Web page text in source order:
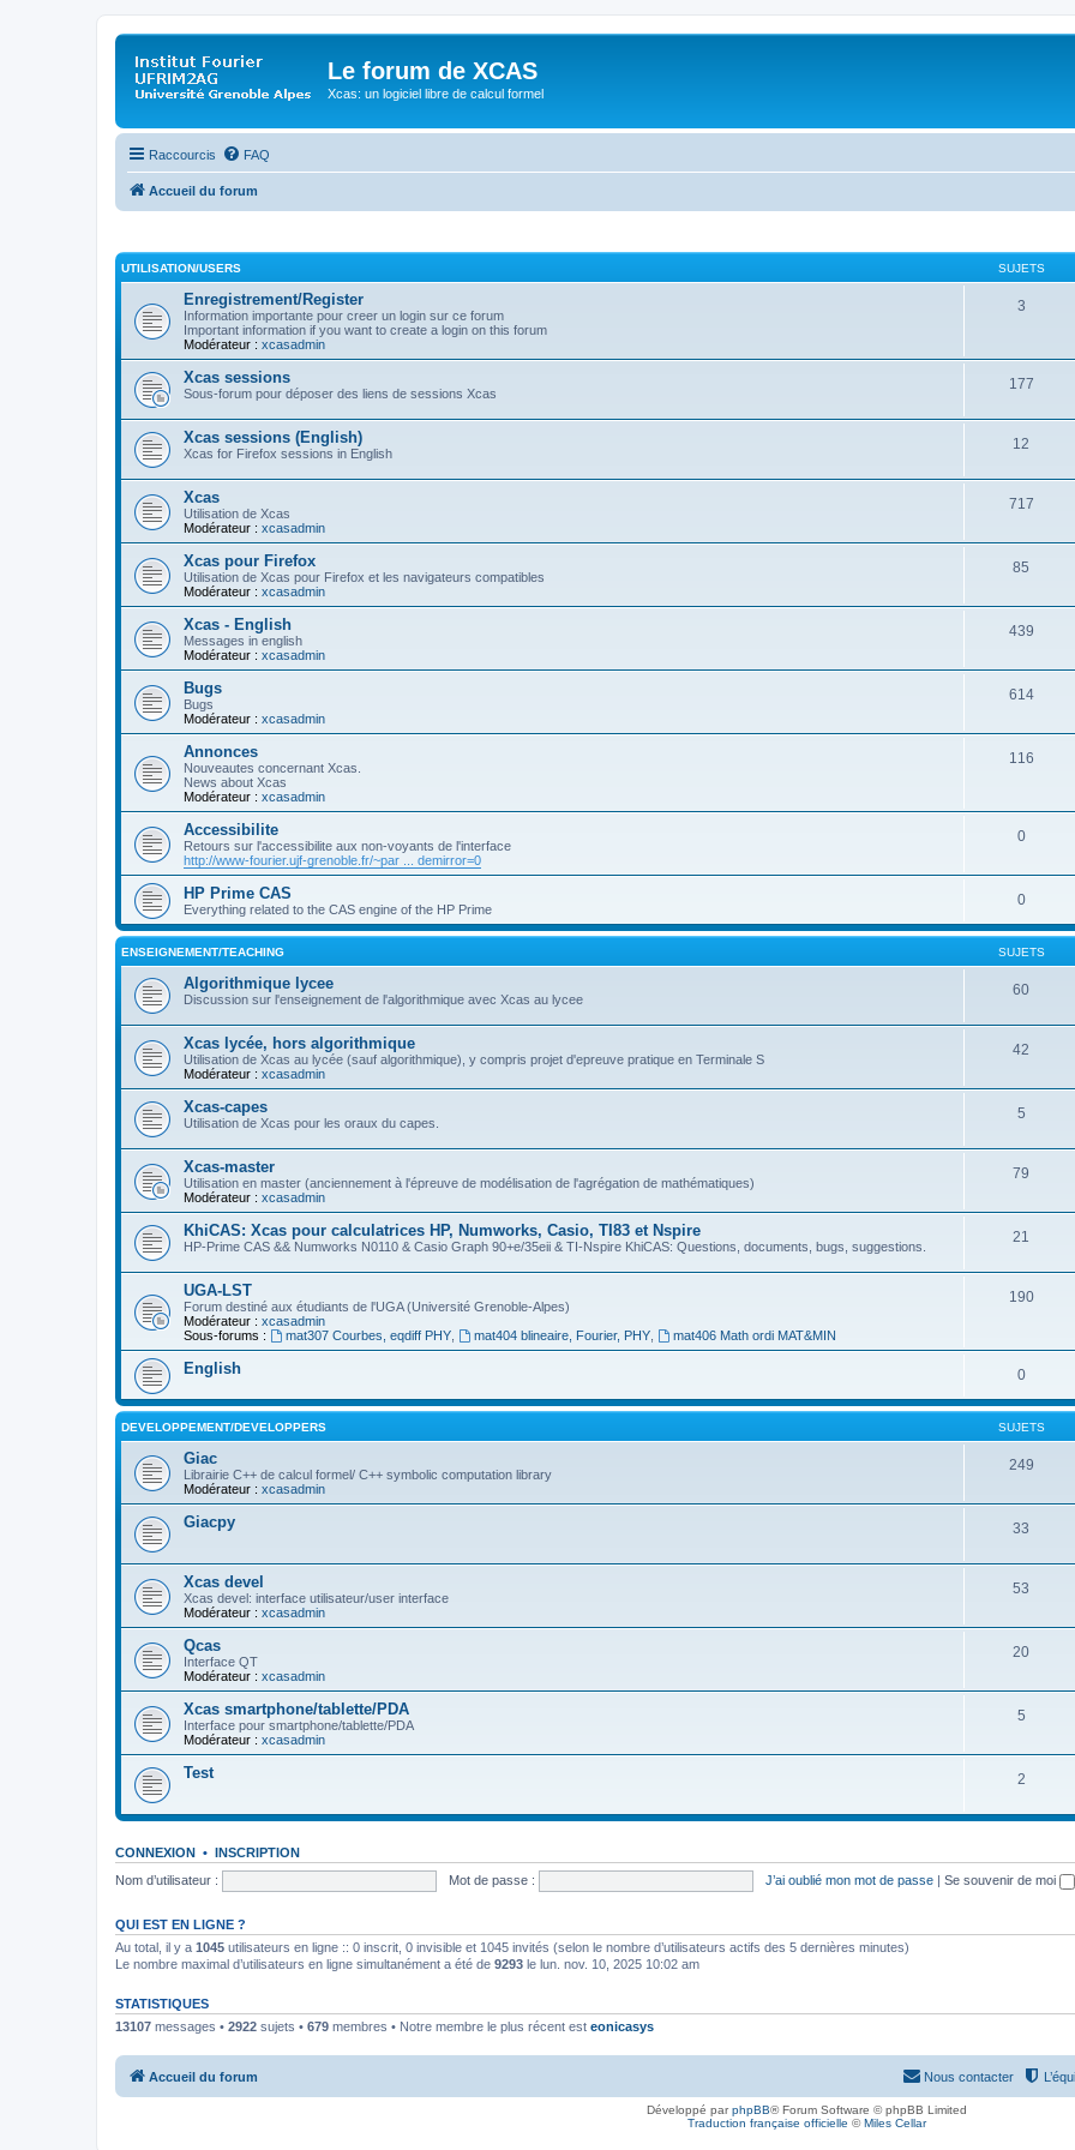
Le forum de XCAS
Xcas: un logiciel libre de calcul formel
Raccourcis FAQ
Accueil du forum
UTILISATION/USERS SUJETS
Enregistrement/Register
Information importante pour creer un login sur ce forum
Important information if you want to create a login on this forum
Modérateur : xcasadmin
3
Xcas sessions
Sous-forum pour déposer des liens de sessions Xcas
177
Xcas sessions (English)
Xcas for Firefox sessions in English
12
Xcas
Utilisation de Xcas
Modérateur : xcasadmin
717
Xcas pour Firefox
Utilisation de Xcas pour Firefox et les navigateurs compatibles
Modérateur : xcasadmin
85
Xcas - English
Messages in english
Modérateur : xcasadmin
439
Bugs
Bugs
Modérateur : xcasadmin
614
Annonces
Nouveautes concernant Xcas.
News about Xcas
Modérateur : xcasadmin
116
Accessibilite
Retours sur l'accessibilite aux non-voyants de l'interface
http://www-fourier.ujf-grenoble.fr/~par ... demirror=0
0
HP Prime CAS
Everything related to the CAS engine of the HP Prime
0
ENSEIGNEMENT/TEACHING SUJETS
Algorithmique lycee
Discussion sur l'enseignement de l'algorithmique avec Xcas au lycee
60
Xcas lycée, hors algorithmique
Utilisation de Xcas au lycée (sauf algorithmique), y compris projet d'epreuve pratique en Terminale S
Modérateur : xcasadmin
42
Xcas-capes
Utilisation de Xcas pour les oraux du capes.
5
Xcas-master
Utilisation en master (anciennement à l'épreuve de modélisation de l'agrégation de mathématiques)
Modérateur : xcasadmin
79
KhiCAS: Xcas pour calculatrices HP, Numworks, Casio, TI83 et Nspire
HP-Prime CAS && Numworks N0110 & Casio Graph 90+e/35eii & TI-Nspire KhiCAS: Questions, documents, bugs, suggestions.
21
UGA-LST
Forum destiné aux étudiants de l'UGA (Université Grenoble-Alpes)
Modérateur : xcasadmin
Sous-forums :
mat307 Courbes, eqdiff PHY, mat404 blineaire, Fourier, PHY, mat406 Math ordi MAT&MIN
190
English 0
DEVELOPPEMENT/DEVELOPPERS SUJETS
Giac
Librairie C++ de calcul formel/ C++ symbolic computation library
Modérateur : xcasadmin
249
Giacpy 33
Xcas devel
Xcas devel: interface utilisateur/user interface
Modérateur : xcasadmin
53
Qcas
Interface QT
Modérateur : xcasadmin
20
Xcas smartphone/tablette/PDA
Interface pour smartphone/tablette/PDA
Modérateur : xcasadmin
5
Test 2
CONNEXION • INSCRIPTION
Nom d’utilisateur :
Mot de passe : J’ai oublié mon mot de passe | Se souvenir de moi
QUI EST EN LIGNE ?
Au total, il y a 1045 utilisateurs en ligne :: 0 inscrit, 0 invisible et 1045 invités (selon le nombre d’utilisateurs actifs des 5 dernières minutes)
Le nombre maximal d’utilisateurs en ligne simultanément a été de 9293 le lun. nov. 10, 2025 10:02 am
STATISTIQUES
13107 messages • 2922 sujets • 679 membres • Notre membre le plus récent est eonicasys
Accueil du forum Nous contacter
Développé parphpBB® Forum Software © phpBB Limited
Traduction française officielle ©Miles Cellar